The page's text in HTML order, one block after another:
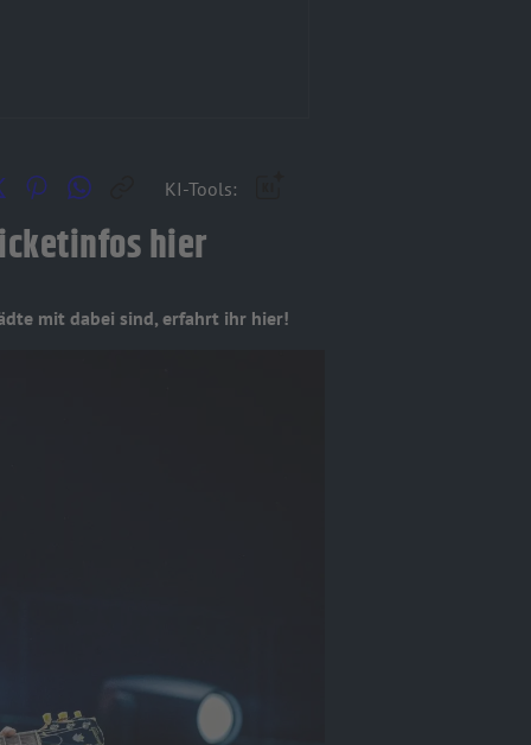
KI-Tools:
hier
mit dabei sind, erfahrt ihr hier!